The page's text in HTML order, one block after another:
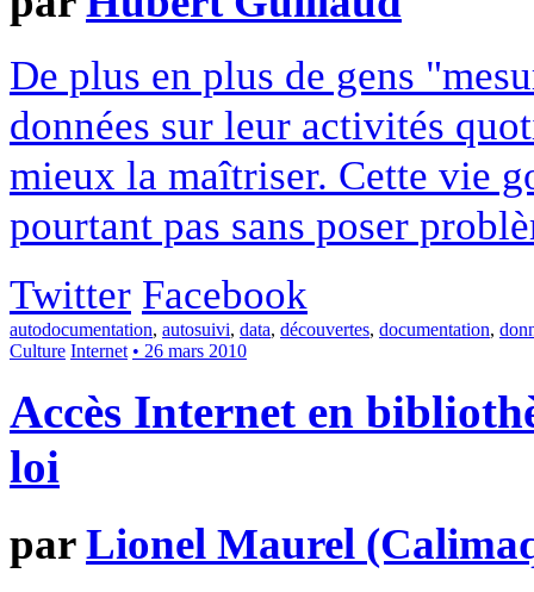
De plus en plus de gens
données sur leur activités
mieux la maîtriser. Cette vie
pourtant pas sans poser
Twitter Facebook
autodocumentation, autosuivi, data, découvertes, documentation,
Culture Internet • 26 mars 2010
Accès Internet en
loi
parLionel Maurel